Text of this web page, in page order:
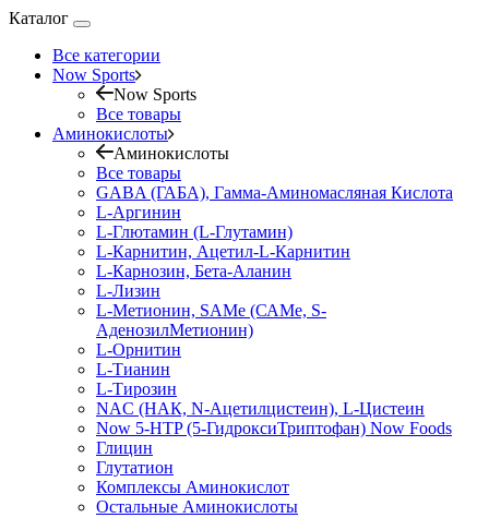
Каталог
Все категории
Now Sports
Now Sports
Все товары
Аминокислоты
Аминокислоты
Все товары
GABA (ГАБА), Гамма-Аминомасляная Кислота
L-Аргинин
L-Глютамин (L-Глутамин)
L-Карнитин, Ацетил-L-Карнитин
L-Карнозин, Бета-Аланин
L-Лизин
L-Метионин, SAMe (САМе, S-
АденозилМетионин)
L-Орнитин
L-Тианин
L-Тирозин
NAC (НАК, N-Ацетилцистеин), L-Цистеин
Now 5-HTP (5-ГидроксиТриптофан) Now Foods
Глицин
Глутатион
Комплексы Аминокислот
Остальные Аминокислоты